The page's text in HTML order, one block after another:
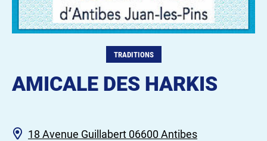
TRADITIONS
AMICALE DES HARKIS
18 Avenue Guillabert 06600 Antibes